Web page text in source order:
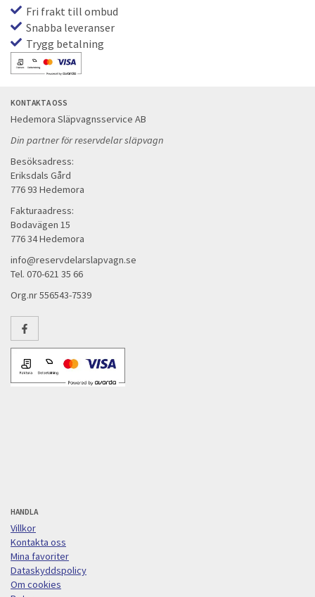
Fri frakt till ombud
Snabba leveranser
Trygg betalning
KONTAKTA OSS
Hedemora Släpvagnsservice AB
Din partner för reservdelar släpvagn
Besöksadress:
Eriksdals Gård
776 93 Hedemora
Fakturaadress:
Bodavägen 15
776 34 Hedemora
info@reservdelarslapvagn.se
Tel. 070-621 35 66
Org.nr 556543-7539
HANDLA
Villkor
Kontakta oss
Mina favoriter
Dataskyddspolicy
Om cookies